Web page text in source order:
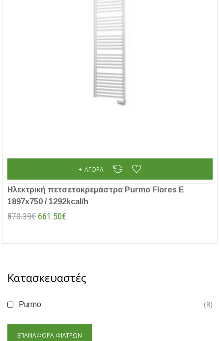
Ηλεκτρική πετσετοκρεμάστρα Purmo Flores E
1897x750 / 1292kcal/h
870.39€ 661.50€
ΑΓΟΡΆ
Κατασκευαστές
Purmo (8)
ΕΠΑΝΑΦΟΡΆ ΦΊΛΤΡΩΝ